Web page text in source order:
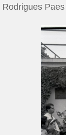
Rodrigues